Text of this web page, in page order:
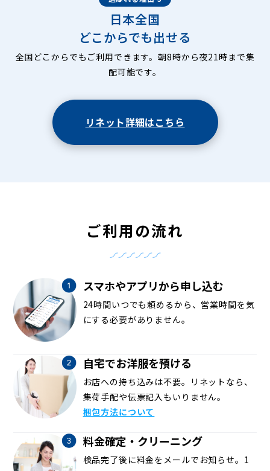
日本全国
どこからでも出せる
全国どこからでもご利用できます。朝8時から夜21時まで集
配可能です。
リネット詳細はこちら
ご利用の流れ
スマホやアプリから申し込む
24時間いつでも頼めるから、営業時間を気
にする必要がありません。
自宅でお洋服を預ける
お店への持ち込みは不要。リネットなら、
集荷手配や伝票記入もいりません。
梱包方法について
料金確定・クリーニング
検品完了後に料金をメールでお知らせ。1